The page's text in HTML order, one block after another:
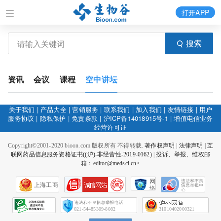
搜索
打开APP
资讯 会议 课程 空中讲坛
关于我们 | 产品大全|营销服务 | 联系我们 | 加入我们 | 友情链接 | 用户
服务协议 | 隐私保护 |免责条款 | 沪ICP备14018915号-1 |增值电信业务
经营许可证
Copyright©2001-2020 bioon.com 版权所有 不得转载.著作权声明 法律声明
互
联网药品信息服务资格证书((沪)-非经营性-2019-0162)|投诉、举报、维权邮
箱：editor@medsci.cn<
上海工商
网
络
会
征
021-54485309-8082 31010402000321